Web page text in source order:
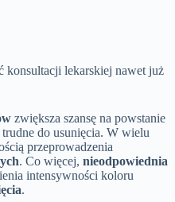
konsultacji lekarskiej nawet już
zwiększa szansę na powstanie
do usunięcia. W wielu
przeprowadzenia
. Co więcej, nieodpowiednia
intensywności koloru
.